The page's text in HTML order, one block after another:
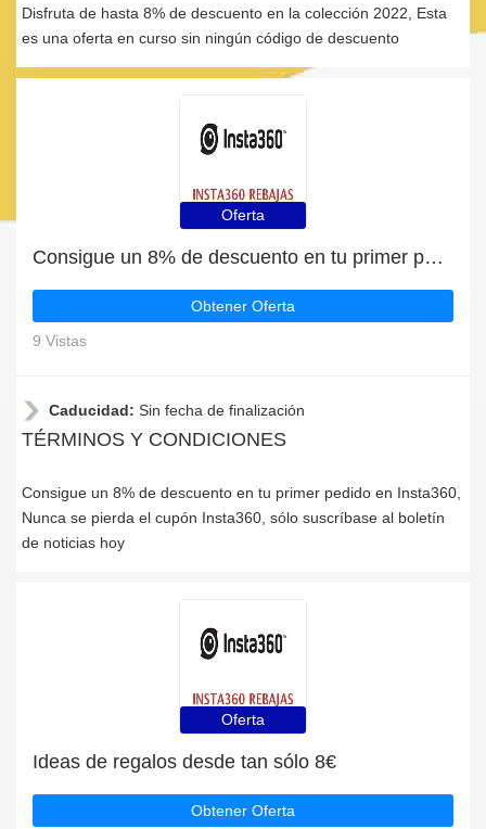
Disfruta de hasta 8% de descuento en la colección 2022, Esta
es una oferta en curso sin ningún código de descuento
Oferta
Consigue un 8% de descuento en tu primer pedido en Insta360
Obtener Oferta
9 Vistas
Caducidad: Sin fecha de finalización
TÉRMINOS Y CONDICIONES
Consigue un 8% de descuento en tu primer pedido en Insta360,
Nunca se pierda el cupón Insta360, sólo suscríbase al boletín
de noticias hoy
Oferta
Ideas de regalos desde tan sólo 8€
Obtener Oferta